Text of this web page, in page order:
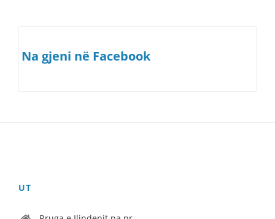
Na gjeni në Facebook
UT